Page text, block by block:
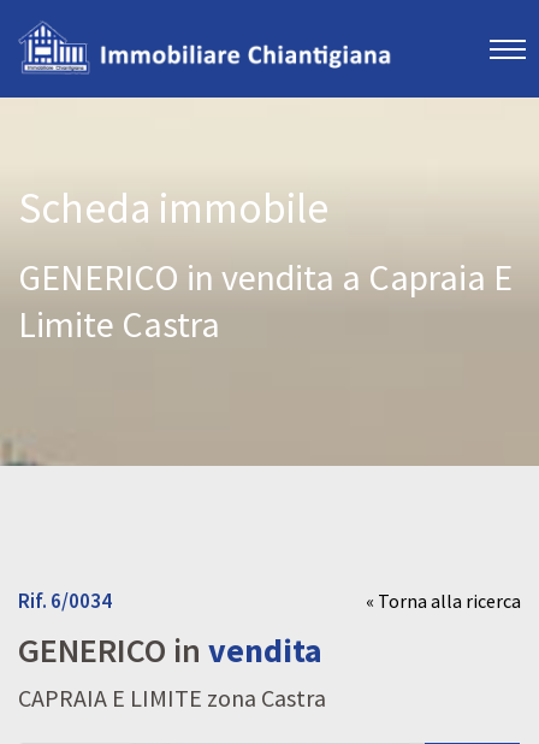
Scheda immobile
GENERICO in vendita a Capraia E
Limite Castra
« Torna alla ricerca
Rif. 6/0034
GENERICO in vendita
CAPRAIA E LIMITE zona Castra